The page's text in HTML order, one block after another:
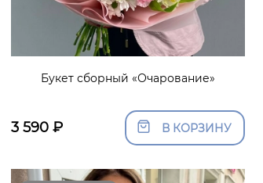
Букет сборный «Очарование»
3 590 ₽ В КОРЗИНУ